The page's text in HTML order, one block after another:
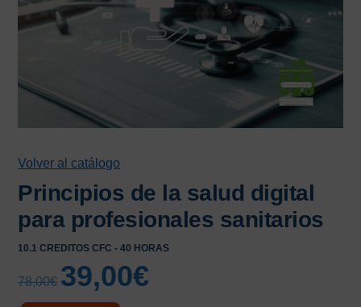
Volver al catálogo
Principios de la salud digital
para profesionales sanitarios
10.1 CREDITOS CFC - 40 HORAS
78,00€
El
precio
39,00€